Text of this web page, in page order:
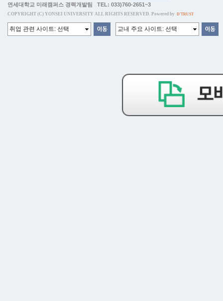
연세대학교 미래캠퍼스 경력개발팀 TEL: 033)760-2651~3
COPYRIGHT (C) YONSEI UNIVERSITY ALL RIGHTS RESERVED. Powered by D'TRUST